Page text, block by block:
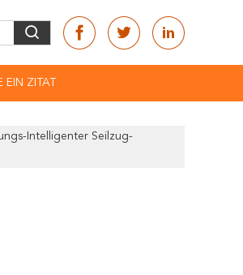
EIN ZITAT
Intelligenter Seilzug-